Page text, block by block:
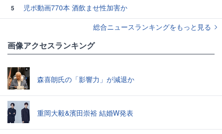
5
児ポ動画770本 酒飲ませ性加害か
総合ニュースランキングをもっと見る
画像アクセスランキング
森喜朗氏の「影響力」が減退か
重岡大毅&濱田崇裕 結婚W発表